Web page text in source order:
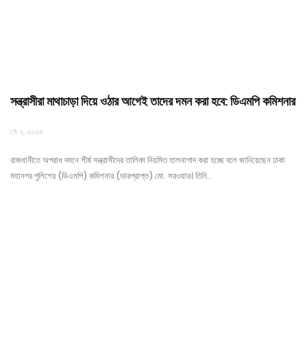
সন্ত্রাসীরা মাথাচাড়া দিয়ে ওঠার আগেই তাদের দমন করা হবে: ডিএমপি কমিশনার
মে ২, ২০২৬
রাজধানীতে অপরাধ দমনে শীর্ষ সন্ত্রাসীদের তালিকা নিয়মিত হালনাগাদ করা হচ্ছে বলে জানিয়েছেন ঢাকা
মহানগর পুলিশের (ডিএমপি) কমিশনার (ভারপ্রাপ্ত) মো. সরওয়ার। তিনি…